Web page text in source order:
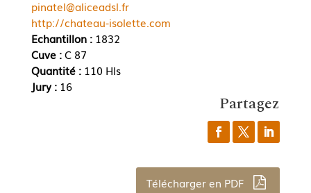
pinatel@aliceadsl.fr
http://chateau-isolette.com
Echantillon :1832
Cuve :C 87
Quantité : 110 Hls
Jury : 16
Partagez
Télécharger en PDF